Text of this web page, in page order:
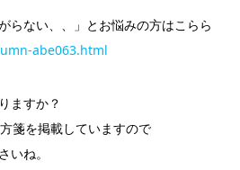
らない、、」とお悩みの方はこらら
abe063.html
ますか？
箋を掲載していますので
いね。